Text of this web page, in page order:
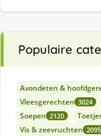
Populaire
Avondeten &
Vleesgerechten 3024
Soepen 2120
Vis & zeevruchten 2095